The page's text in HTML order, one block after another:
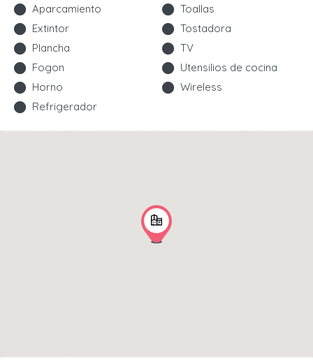
Aparcamiento
Extintor
Plancha
Fogon
Horno
Refrigerador
Toallas
Tostadora
TV
Utensilios de cocina
Wireless